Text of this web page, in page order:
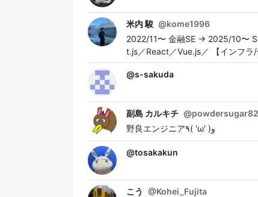
米内 駿 @kome1996
2022/11〜 金融SE → 2025/10〜
t.js／React／Vue.js／ 【インフ
@s-sakuda
副島 カルキチ @
野良エンジニア٩( 'ω' )و
@tosakakun
こう @Kohei_Fujita